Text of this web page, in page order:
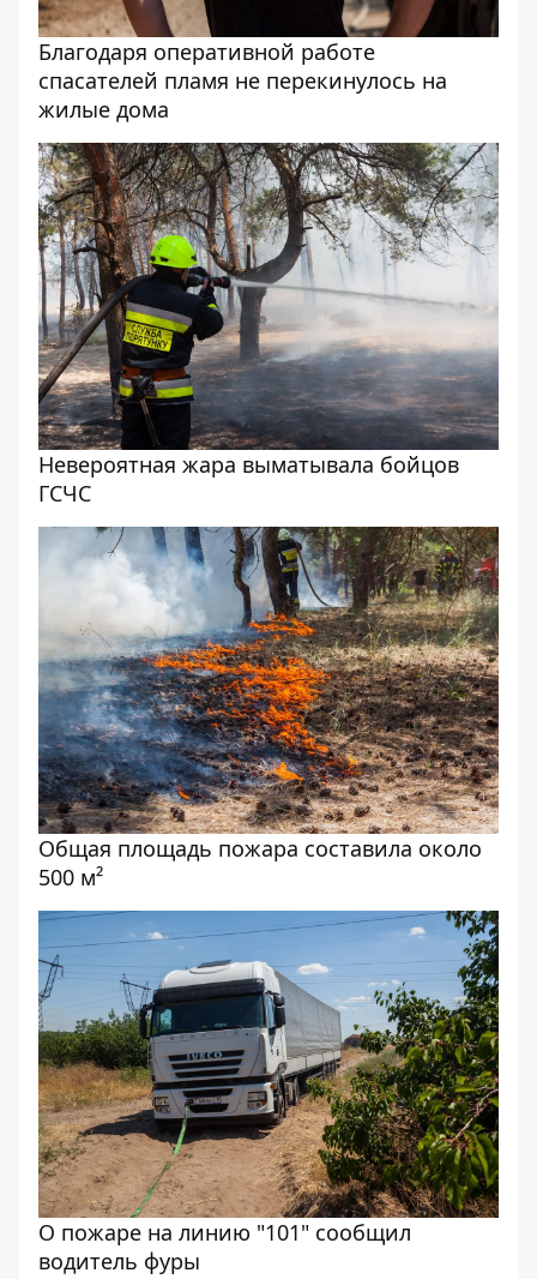
Благодаря оперативной работе
спасателей пламя не перекинулось на
жилые дома
Невероятная жара выматывала бойцов
ГСЧС
Общая площадь пожара составила около
500 м²
О пожаре на линию "101" сообщил
водитель фуры